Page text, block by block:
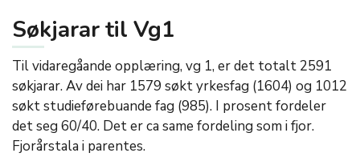
Søkjarar til Vg1
Til vidaregåande opplæring, vg 1, er det totalt 2591
søkjarar. Av dei har 1579 søkt yrkesfag (1604) og 1012
søkt studieførebuande fag (985). I prosent fordeler
det seg 60/40. Det er ca same fordeling som i fjor.
Fjorårstala i parentes.